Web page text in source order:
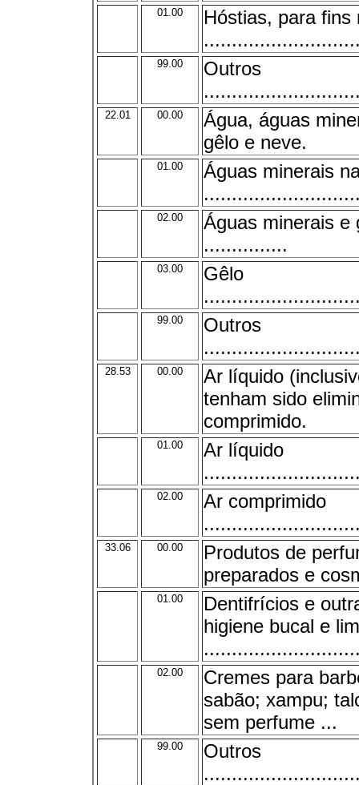
01.00
Hóstias, para fins
99.00
Outros
22.01 00.00
Água, águas
gêlo e neve.
01.00
Águas minerais
02.00
Águas minerais e
...............
03.00
Gêlo
99.00
Outros
28.53 00.00
Ar líquido
tenham sido
comprimido.
01.00
Ar líquido
02.00
Ar comprimido
33.06 00.00
Produtos de
preparados e
01.00
Dentifrícios e
higiene bucal e
02.00
Cremes para
sabão; xampu;
sem perfume ...
99.00
Outros